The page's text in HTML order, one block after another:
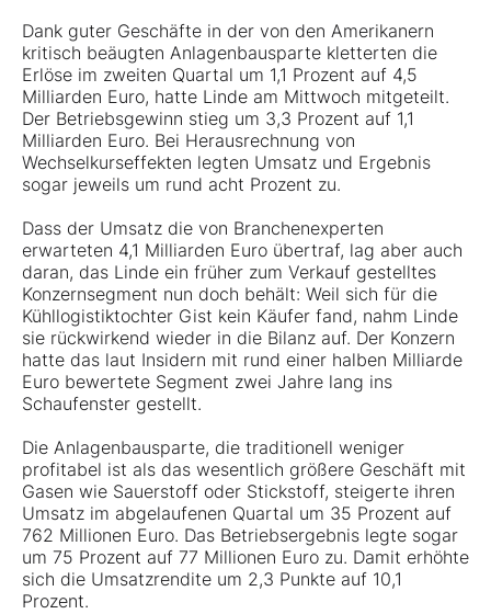
Dank guter Geschäfte in der von den Amerikanern
kritisch beäugten Anlagenbausparte kletterten die
Erlöse im zweiten Quartal um 1,1 Prozent auf 4,5
Milliarden Euro, hatte Linde am Mittwoch mitgeteilt.
Der Betriebsgewinn stieg um 3,3 Prozent auf 1,1
Milliarden Euro. Bei Herausrechnung von
Wechselkurseffekten legten Umsatz und Ergebnis
sogar jeweils um rund acht Prozent zu.
Dass der Umsatz die von Branchenexperten
erwarteten 4,1 Milliarden Euro übertraf, lag aber auch
daran, das Linde ein früher zum Verkauf gestelltes
Konzernsegment nun doch behält: Weil sich für die
Kühllogistiktochter Gist kein Käufer fand, nahm Linde
sie rückwirkend wieder in die Bilanz auf. Der Konzern
hatte das laut Insidern mit rund einer halben Milliarde
Euro bewertete Segment zwei Jahre lang ins
Schaufenster gestellt.
Die Anlagenbausparte, die traditionell weniger
profitabel ist als das wesentlich größere Geschäft mit
Gasen wie Sauerstoff oder Stickstoff, steigerte ihren
Umsatz im abgelaufenen Quartal um 35 Prozent auf
762 Millionen Euro. Das Betriebsergebnis legte sogar
um 75 Prozent auf 77 Millionen Euro zu. Damit erhöhte
sich die Umsatzrendite um 2,3 Punkte auf 10,1
Prozent.